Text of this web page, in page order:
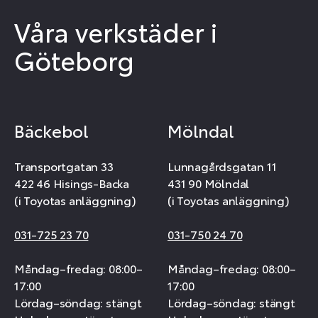
Våra verkstäder i
Göteborg
Bäckebol
Transportgatan 33
422 46 Hisings-Backa
(i Toyotas anläggning)
031-725 23 70
Måndag–fredag: 08:00–
17:00
Lördag–söndag: stängt
Mölndal
Lunnagårdsgatan 11
431 90 Mölndal
(i Toyotas anläggning)
031-750 24 70
Måndag–fredag: 08:00–
17:00
Lördag–söndag: stängt